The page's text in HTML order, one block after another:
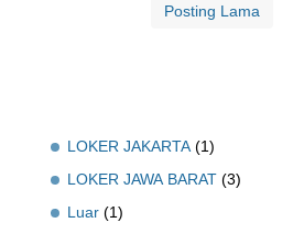
Posting Lama
LOKER JAKARTA (1)
LOKER JAWA BARAT (3)
Luar (1)